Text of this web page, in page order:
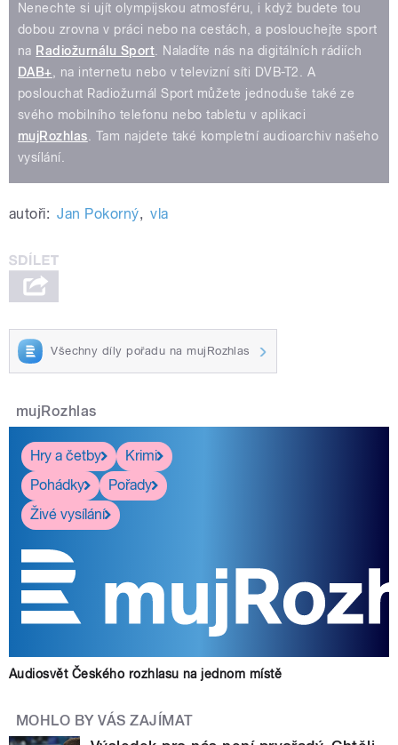
Nenechte si ujít olympijskou atmosféru, i když budete tou
dobou zrovna v práci nebo na cestách, a poslouchejte sport
na Radiožurnálu Sport . Naladíte nás na digitálních rádiích
DAB+ , na internetu nebo v televizní síti DVB-T2. A
poslouchat Radiožurnál Sport můžete jednoduše také ze
svého mobilního telefonu nebo tabletu v aplikaci
mujRozhlas . Tam najdete také kompletní audioarchiv našeho
vysílání.
autoři: Jan Pokorný, vla
Všechny díly pořadu na mujRozhlas
mujRozhlas
Hry a četby
Krimi
Pohádky
Pořady
Živé vysílání
Audiosvět Českého rozhlasu na jednom místě
MOHLO BY VÁS ZAJÍMAT